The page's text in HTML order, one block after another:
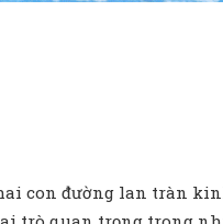
con đường lan tràn